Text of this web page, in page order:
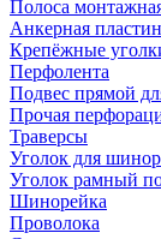
Полоса
Анкерная
Крепёжные
Перфолента
Подвес прямой
Прочая
Траверсы
Уголок для
Уголок рамный
Шинорейка
Проволока